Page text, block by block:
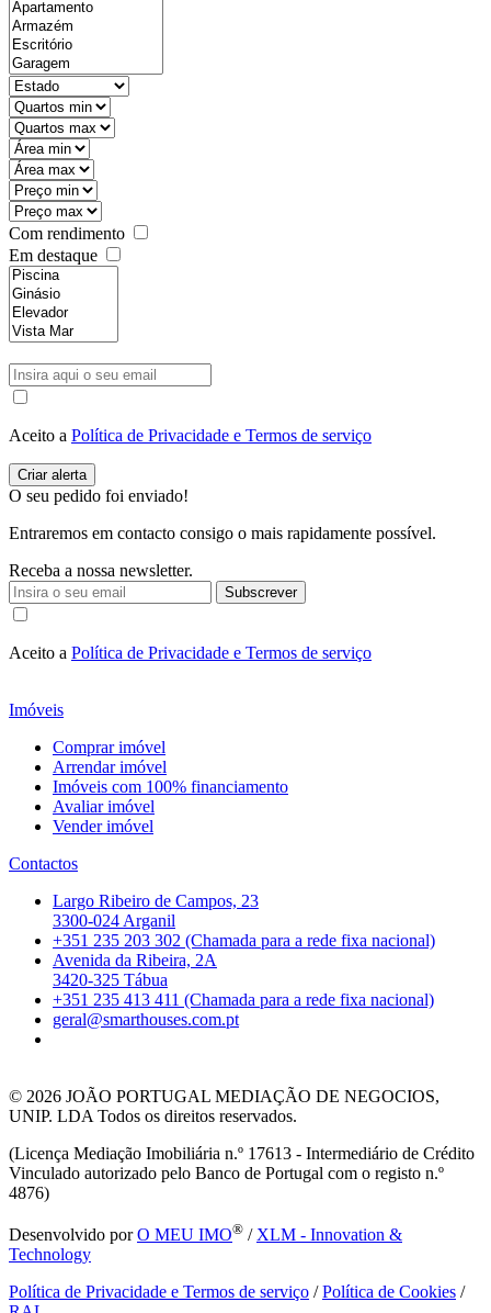
Com rendimento
Em destaque
Aceito a Política de Privacidade e Termos de serviço
O seu pedido foi enviado!
Entraremos em contacto consigo o mais rapidamente possível.
Receba a nossa newsletter.
Subscrever
Aceito a Política de Privacidade e Termos de serviço
Imóveis
Comprar imóvel
Arrendar imóvel
Imóveis com 100% financiamento
Avaliar imóvel
Vender imóvel
Contactos
Largo Ribeiro de Campos, 23
3300-024 Arganil
+351 235 203 302 (Chamada para a rede fixa nacional)
Avenida da Ribeira, 2A
3420-325 Tábua
+351 235 413 411 (Chamada para a rede fixa nacional)
geral@smarthouses.com.pt
© 2026 JOÃO PORTUGAL MEDIAÇÃO DE NEGOCIOS,
UNIP. LDA Todos os direitos reservados.
(Licença Mediação Imobiliária n.º 17613 - Intermediário de Crédito
Vinculado autorizado pelo Banco de Portugal com o registo n.º
4876)
Desenvolvido porO MEU IMO® / XLM - Innovation &
Technology
Política de Privacidade e Termos de serviço /Política de Cookies /